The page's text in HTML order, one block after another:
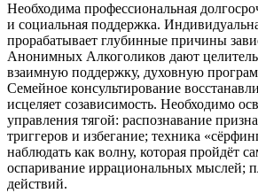
Необходима профессиональная
и социальная поддержка.
прорабатывает глубинные причины
Анонимных Алкоголиков дают
взаимную поддержку, духовную
Семейное консультирование
исцеляет созависимость. Необходимо
управления тягой: распознавание
триггеров и избегание; техника
наблюдать как волну, которая пройдёт
оспаривание иррациональных мыслей;
действий.